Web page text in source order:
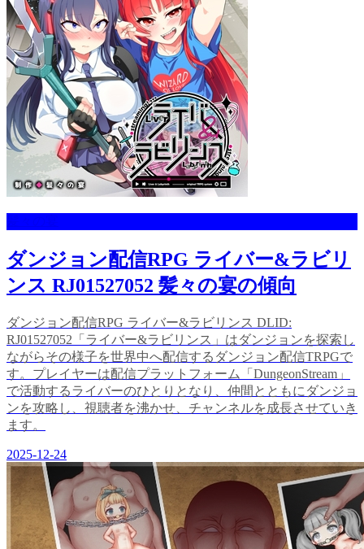
ダンジョン配信RPG ライバー&ラビリ
ンス RJ01527052 髪々の宴の傾向
ダンジョン配信RPG ライバー&ラビリンス DLID:
RJ01527052「ライバー&ラビリンス」はダンジョンを探索し
ながらその様子を世界中へ配信するダンジョン配信TRPGで
す。プレイヤーは配信プラットフォーム「DungeonStream」
で活動するライバーのひとりとなり、仲間とともにダンジョ
ンを攻略し、視聴者を沸かせ、チャンネルを成長させていき
ます。
2025-12-24